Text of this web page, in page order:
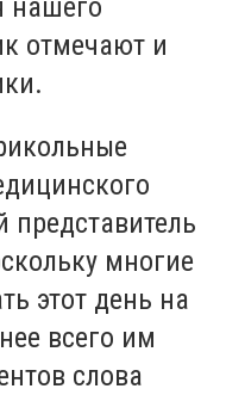
отмечают и
представитель
многие
этот день на
всего им
слова